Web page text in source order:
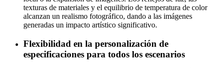
texturas de materiales y el equilibrio de temperatura de color
alcanzan un realismo fotográfico, dando a las imágenes
generadas un impacto artístico significativo.
Flexibilidad en la personalización de
especificaciones para todos los escenarios